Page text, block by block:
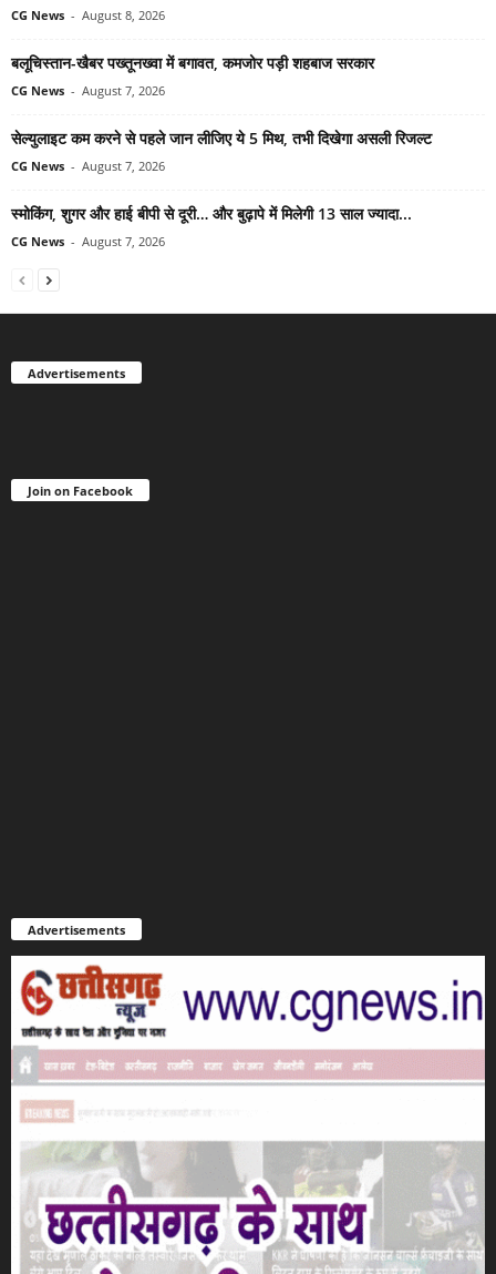
CG News - August 8, 2026
बलूचिस्तान-खैबर पख्तूनख्वा में बगावत, कमजोर पड़ी शहबाज सरकार
CG News - August 7, 2026
सेल्युलाइट कम करने से पहले जान लीजिए ये 5 मिथ, तभी दिखेगा असली रिजल्ट
CG News - August 7, 2026
स्मोकिंग, शुगर और हाई बीपी से दूरी… और बुढ़ापे में मिलेगी 13 साल ज्यादा...
CG News - August 7, 2026
Advertisements
Join on Facebook
Advertisements